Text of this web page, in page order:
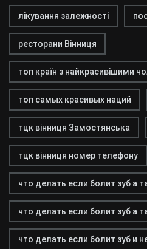
лікування залежності
ресторани Вінниця
топ країн з найкрасивішими
топ самых красивых наций
тцк вінниця Замостянська
тцк вінниця номер телефону
что делать если болит зуб а
что делать если болит зуб а
что делать если болит зуб и